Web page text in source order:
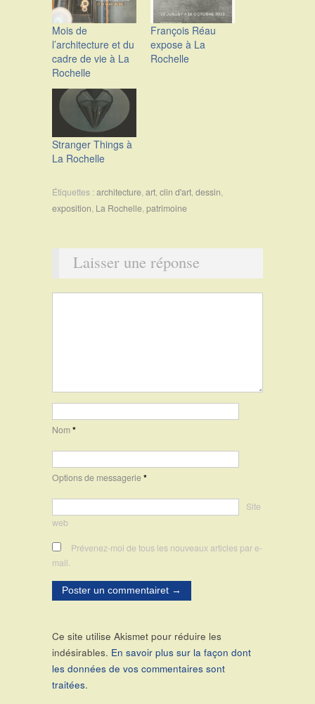
Mois de
l’architecture et du
cadre de vie à La
Rochelle
François Réau
expose à La
Rochelle
Stranger Things à
La Rochelle
Étiquettes :architecture,art,clin d'art,dessin,
exposition, La Rochelle,patrimoine
Laisser une réponse
Nom*
Options de messagerie*
Site
web
Prévenez-moi de tous les nouveaux articles par e-
mail.
Ce site utilise Akismet pour réduire les
indésirables. En savoir plus sur la façon dont
les données de vos commentaires sont
traitées.